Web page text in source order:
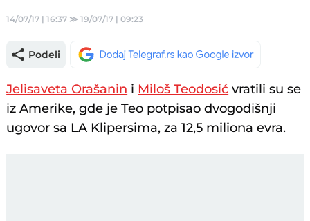
14/07/17 | 16:37 ≫19/07/17 | 09:23
Podeli
Jelisaveta Orašanin i Miloš Teodosić vratili su se
iz Amerike, gde je Teo potpisao dvogodišnji
ugovor sa LA Klipersima, za 12,5 miliona evra.